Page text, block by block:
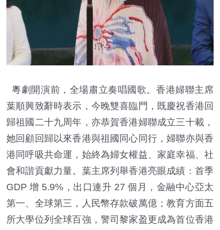
粵劇開演前，全場肅立奏唱國歌。香港婦聯主席
葉順興致辭時表示，今晚雙喜臨門，既慶祝香港回
歸祖國二十九周年，亦恭賀香港婦聯成立三十載，
她回顧回歸以來香港與祖國同心同行，婦聯亦與香
港同呼吸共命運，始終為婦女權益、家庭幸福、社
會和諧貢獻力量。葉主席列舉香港亮眼成績：首季
GDP 增 5.9%，出口連升 27 個月，金融中心亞太
第一、全球第三，人民幣存款破萬億；教育方面五
所大學位列全球百強，警司黎家盈更成為首位香港